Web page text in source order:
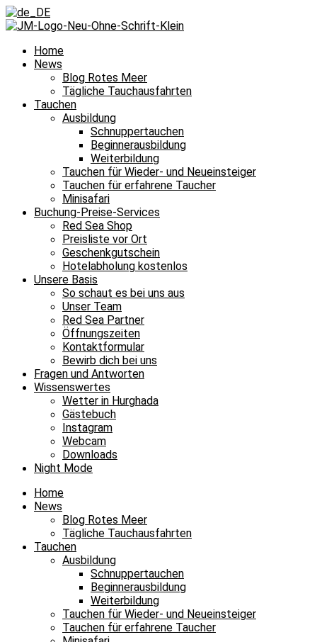
Home
News
Blog Rotes Meer
Tägliche Tauchausfahrten
Tauchen
Ausbildung
Schnuppertauchen
Beginnerausbildung
Weiterbildung
Tauchen für Wieder- und Neueinsteiger
Tauchen für erfahrene Taucher
Minisafari
Buchung-Preise-Services
Red Sea Shop
Preisliste vor Ort
Geschenkgutschein
Hotelabholung kostenlos
Unsere Basis
So schaut es bei uns aus
Unser Team
Red Sea Partner
Öffnungszeiten
Kontaktformular
Bewirb dich bei uns
Fragen und Antworten
Wissenswertes
Wetter in Hurghada
Gästebuch
Instagram
Webcam
Downloads
Night Mode
Home
News
Blog Rotes Meer
Tägliche Tauchausfahrten
Tauchen
Ausbildung
Schnuppertauchen
Beginnerausbildung
Weiterbildung
Tauchen für Wieder- und Neueinsteiger
Tauchen für erfahrene Taucher